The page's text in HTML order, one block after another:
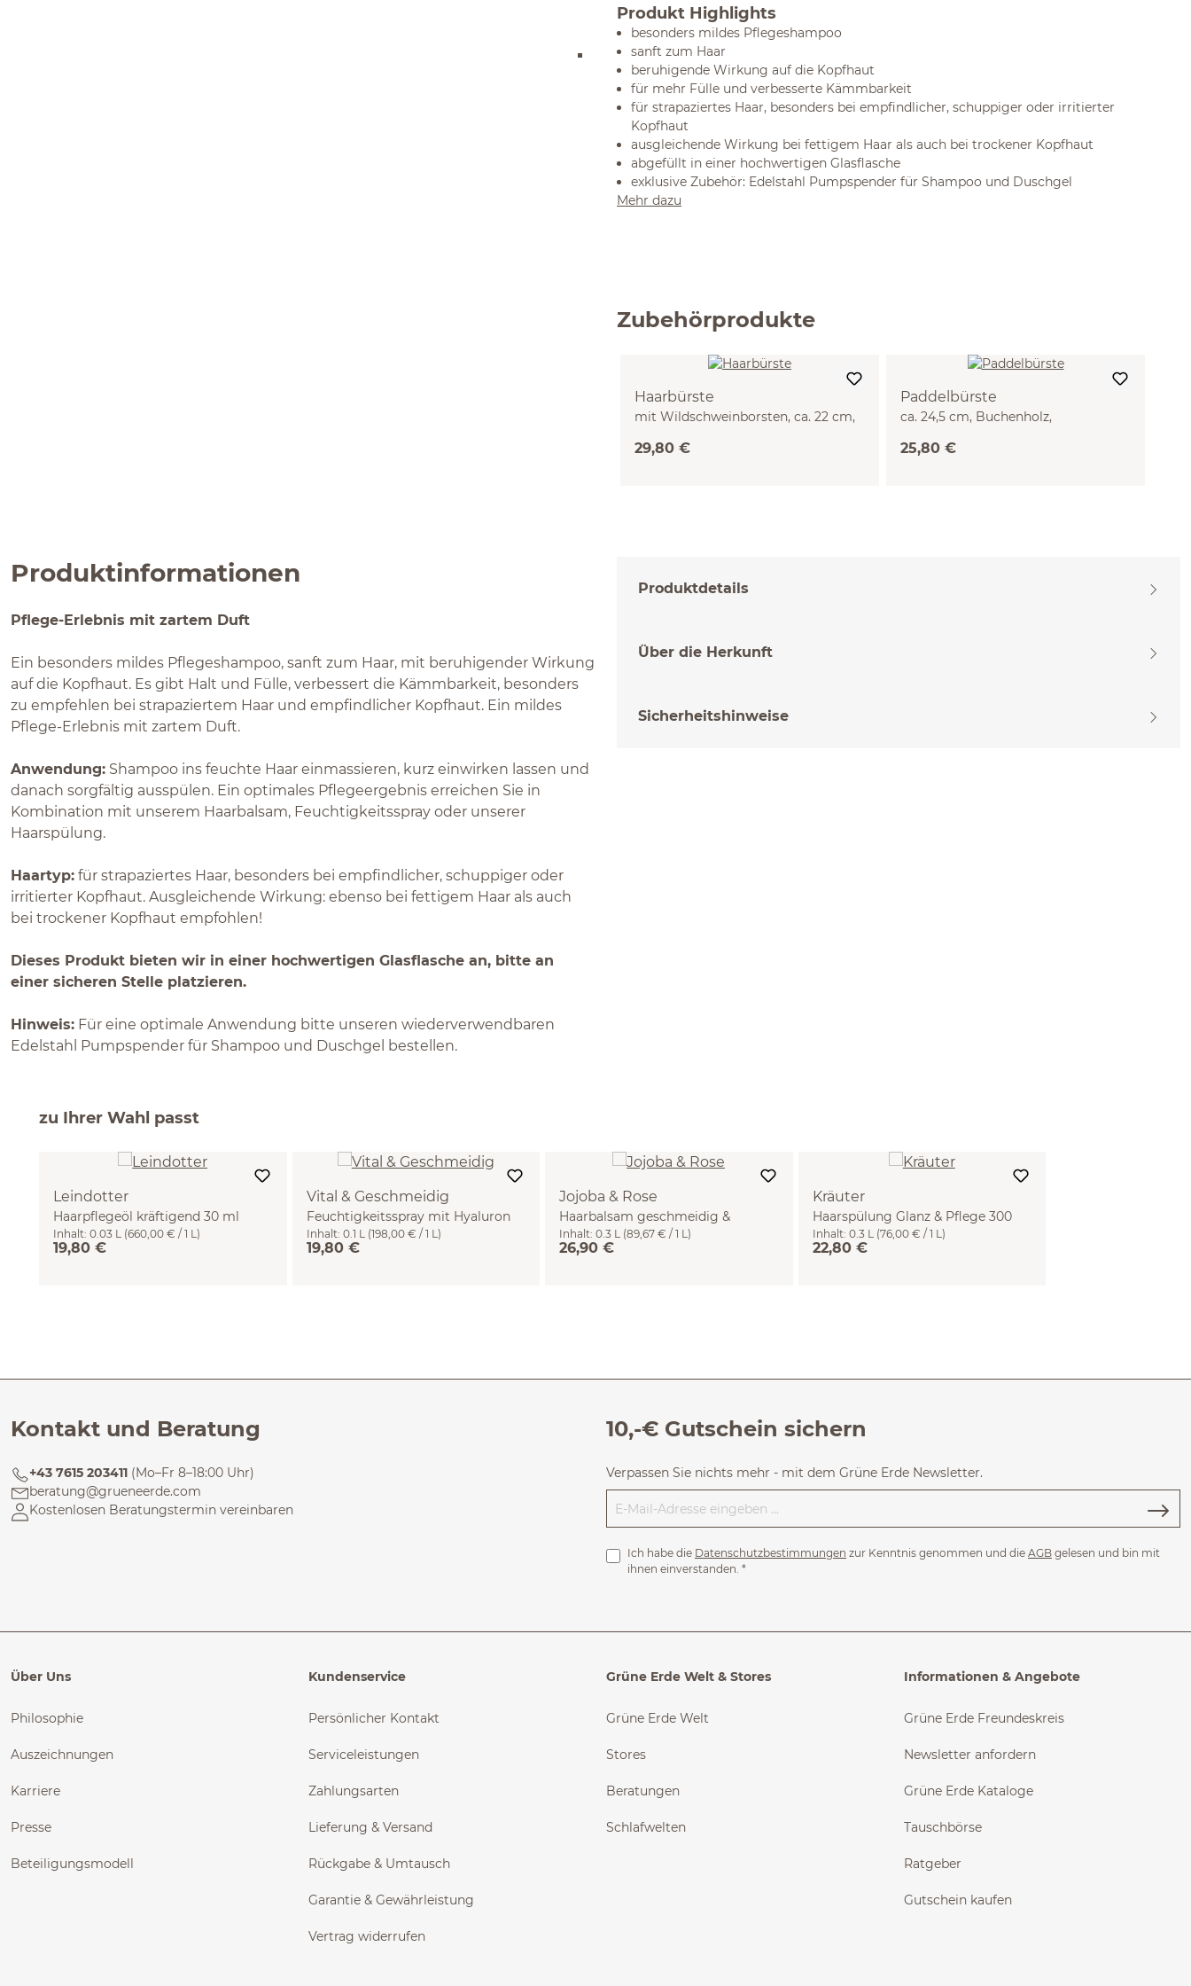
Produkt Highlights
besonders mildes Pflegeshampoo
sanft zum Haar
beruhigende Wirkung auf die Kopfhaut
für mehr Fülle und verbesserte Kämmbarkeit
für strapaziertes Haar, besonders bei empfindlicher, schuppiger oder irritierter
Kopfhaut
ausgleichende Wirkung bei fettigem Haar als auch bei trockener Kopfhaut
abgefüllt in einer hochwertigen Glasflasche
exklusive Zubehör: Edelstahl Pumpspender für Shampoo und Duschgel
Mehr dazu
Zubehörprodukte
Haarbürste
mit Wildschweinborsten, ca. 22 cm,
29,80 €
Paddelbürste
ca. 24,5 cm, Buchenholz,
25,80 €
Produktinformationen
Pflege-Erlebnis mit zartem Duft
Ein besonders mildes Pflegeshampoo, sanft zum Haar, mit beruhigender Wirkung
auf die Kopfhaut. Es gibt Halt und Fülle, verbessert die Kämmbarkeit, besonders
zu empfehlen bei strapaziertem Haar und empfindlicher Kopfhaut. Ein mildes
Pflege-Erlebnis mit zartem Duft.
Anwendung: Shampoo ins feuchte Haar einmassieren, kurz einwirken lassen und
danach sorgfältig ausspülen. Ein optimales Pflegeergebnis erreichen Sie in
Kombination mit unserem Haarbalsam, Feuchtigkeitsspray oder unserer
Haarspülung.
Haartyp: für strapaziertes Haar, besonders bei empfindlicher, schuppiger oder
irritierter Kopfhaut. Ausgleichende Wirkung: ebenso bei fettigem Haar als auch
bei trockener Kopfhaut empfohlen!
Dieses Produkt bieten wir in einer hochwertigen Glasflasche an, bitte an
einer sicheren Stelle platzieren.
Hinweis: Für eine optimale Anwendung bitte unseren wiederverwendbaren
Edelstahl Pumpspender für Shampoo und Duschgel bestellen.
Produktdetails
Über die Herkunft
Sicherheitshinweise
zu Ihrer Wahl passt
Leindotter
Haarpflegeöl kräftigend 30 ml
Inhalt: 0.03 L (660,00 € / 1 L)
19,80 €
Vital & Geschmeidig
Feuchtigkeitsspray mit Hyaluron
100 ml
Inhalt: 0.1 L (198,00 € / 1 L)
19,80 €
Jojoba & Rose
Haarbalsam geschmeidig &
kämmbar 300 ml
Inhalt: 0.3 L (89,67 € / 1 L)
26,90 €
Kräuter
Haarspülung Glanz & Pflege 300
ml
Inhalt: 0.3 L (76,00 € / 1 L)
22,80 €
Kontakt und Beratung
+43 7615 203411 (Mo–Fr 8–18:00 Uhr)
beratung@grueneerde.com
Kostenlosen Beratungstermin vereinbaren
10,-€ Gutschein sichern
Verpassen Sie nichts mehr - mit dem Grüne Erde Newsletter.
Ich habe die Datenschutzbestimmungen zur Kenntnis genommen und die AGB gelesen und bin mit
ihnen einverstanden. *
Über Uns
Philosophie
Auszeichnungen
Karriere
Presse
Beteiligungsmodell
Kundenservice
Persönlicher Kontakt
Serviceleistungen
Zahlungsarten
Lieferung & Versand
Rückgabe & Umtausch
Garantie & Gewährleistung
Vertrag widerrufen
Grüne Erde Welt & Stores
Grüne Erde Welt
Stores
Beratungen
Schlafwelten
Informationen & Angebote
Grüne Erde Freundeskreis
Newsletter anfordern
Grüne Erde Kataloge
Tauschbörse
Ratgeber
Gutschein kaufen